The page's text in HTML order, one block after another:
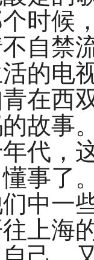
时候
自禁
的电
在西
的故事
代，
事了
中一
上海